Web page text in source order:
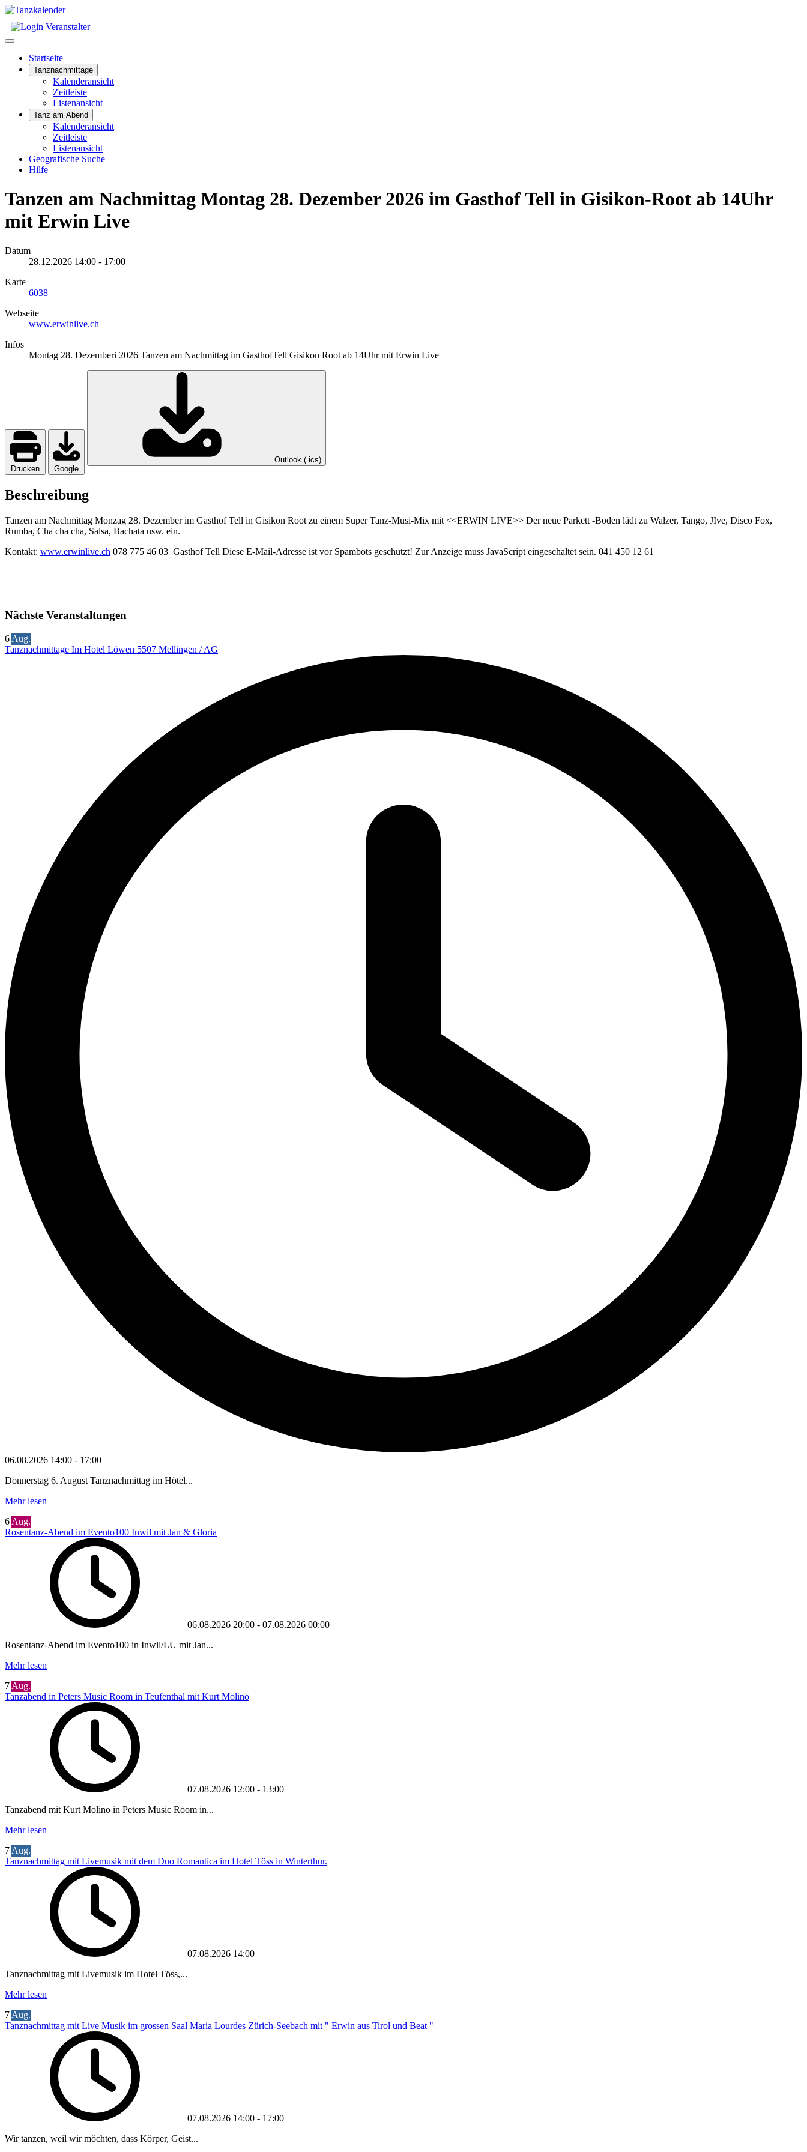
Startseite
Tanznachmittage
Kalenderansicht
Zeitleiste
Listenansicht
Tanz am Abend
Kalenderansicht
Zeitleiste
Listenansicht
Geografische Suche
Hilfe
Tanzen am Nachmittag Montag 28. Dezember 2026 im Gasthof Tell in Gisikon-Root ab 14Uhr
mit Erwin Live
Datum
28.12.2026 14:00 - 17:00
Karte
6038
Webseite
www.erwinlive.ch
Infos
Montag 28. Dezemberi 2026 Tanzen am Nachmittag im GasthofTell Gisikon Root ab 14Uhr mit Erwin Live
Drucken Google
Outlook (.ics)
Beschreibung
Tanzen am Nachmittag Monzag 28. Dezember im Gasthof Tell in Gisikon Root zu einem Super Tanz-Musi-Mix mit <<ERWIN LIVE>> Der neue Parkett -Boden lädt zu Walzer, Tango, JIve, Disco Fox,
Rumba, Cha cha cha, Salsa, Bachata usw. ein.
Kontakt: www.erwinlive.ch 078 775 46 03 Gasthof Tell Diese E-Mail-Adresse ist vor Spambots geschützt! Zur Anzeige muss JavaScript eingeschaltet sein. 041 450 12 61
Nächste Veranstaltungen
6 Aug.
Tanznachmittage Im Hotel Löwen 5507 Mellingen / AG
06.08.2026 14:00 - 17:00
Donnerstag 6. August Tanznachmittag im Hötel...
Mehr lesen
6 Aug.
Rosentanz-Abend im Evento100 Inwil mit Jan & Gloria
06.08.2026 20:00 - 07.08.2026 00:00
Rosentanz-Abend im Evento100 in Inwil/LU mit Jan...
Mehr lesen
7 Aug.
Tanzabend in Peters Music Room in Teufenthal mit Kurt Molino
07.08.2026 12:00 - 13:00
Tanzabend mit Kurt Molino in Peters Music Room in...
Mehr lesen
7 Aug.
Tanznachmittag mit Livemusik mit dem Duo Romantica im Hotel Töss in Winterthur.
07.08.2026 14:00
Tanznachmittag mit Livemusik im Hotel Töss,...
Mehr lesen
7 Aug.
Tanznachmittag mit Live Musik im grossen Saal Maria Lourdes Zürich-Seebach mit " Erwin aus Tirol und Beat "
07.08.2026 14:00 - 17:00
Wir tanzen, weil wir möchten, dass Körper, Geist...